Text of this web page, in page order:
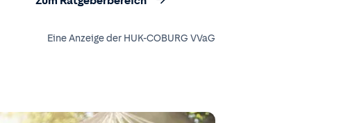
Eine Anzeige der HUK-COBURG VVaG